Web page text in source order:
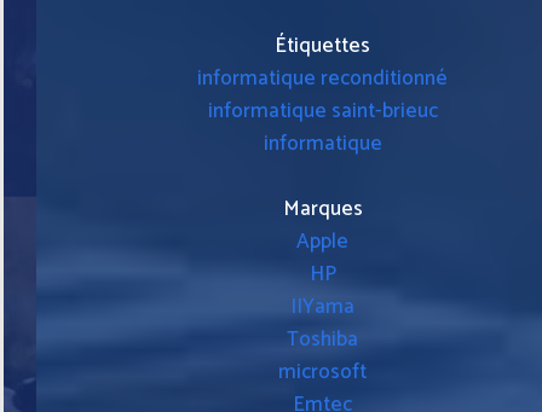
Étiquettes
informatique reconditionné
informatique saint-brieuc
informatique
Marques
Apple
HP
IIYama
Toshiba
microsoft